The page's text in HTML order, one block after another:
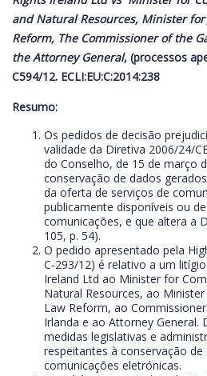
and Natural Resources, Minister
Reform, The Commissioner of the
the Attorney General, (processos
C594/12. ECLI:EU:C:2014:238
Resumo:
Os pedidos de decisão
validade da Diretiva 2006/24/
do Conselho, de 15 de março
conservação de dados
da oferta de serviços de
publicamente disponíveis ou
comunicações, e que altera a
105, p. 54).
O pedido apresentado pela
C‑293/12) é relativo a um
Ireland Ltd ao Minister for
Natural Resources, ao
Law Reform, ao
Irlanda e ao Attorney General.
medidas legislativas e
respeitantes à conservação
comunicações eletrónicas.